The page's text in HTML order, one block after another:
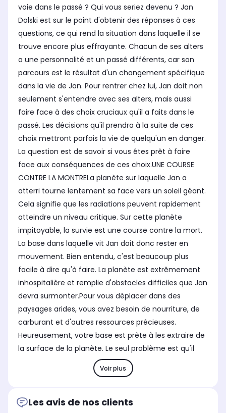
voie dans le passé ? Qui vous seriez devenu ? Jan
Dolski est sur le point d'obtenir des réponses à ces
questions, ce qui rend la situation dans laquelle il se
trouve encore plus effrayante. Chacun de ses alters
a une personnalité et un passé différents, car son
parcours est le résultat d'un changement spécifique
dans la vie de Jan. Pour rentrer chez lui, Jan doit non
seulement s'entendre avec ses alters, mais aussi
faire face à des choix cruciaux qu'il a faits dans le
passé. Les décisions qu'il prendra à la suite de ces
choix mettront parfois la vie de quelqu'un en danger.
La question est de savoir si vous êtes prêt à faire
face aux conséquences de ces choix.UNE COURSE
CONTRE LA MONTRELa planète sur laquelle Jan a
atterri tourne lentement sa face vers un soleil géant.
Cela signifie que les radiations peuvent rapidement
atteindre un niveau critique. Sur cette planète
impitoyable, la survie est une course contre la mort.
La base dans laquelle vit Jan doit donc rester en
mouvement. Bien entendu, c'est beaucoup plus
facile à dire qu'à faire. La planète est extrêmement
inhospitalière et remplie d'obstacles difficiles que Jan
devra surmonter.Pour vous déplacer dans des
paysages arides, vous avez besoin de nourriture, de
carburant et d'autres ressources précieuses.
Heureusement, votre base est prête à les extraire de
la surface de la planète. Le seul problème est qu'il
Voir plus
Les avis de nos clients